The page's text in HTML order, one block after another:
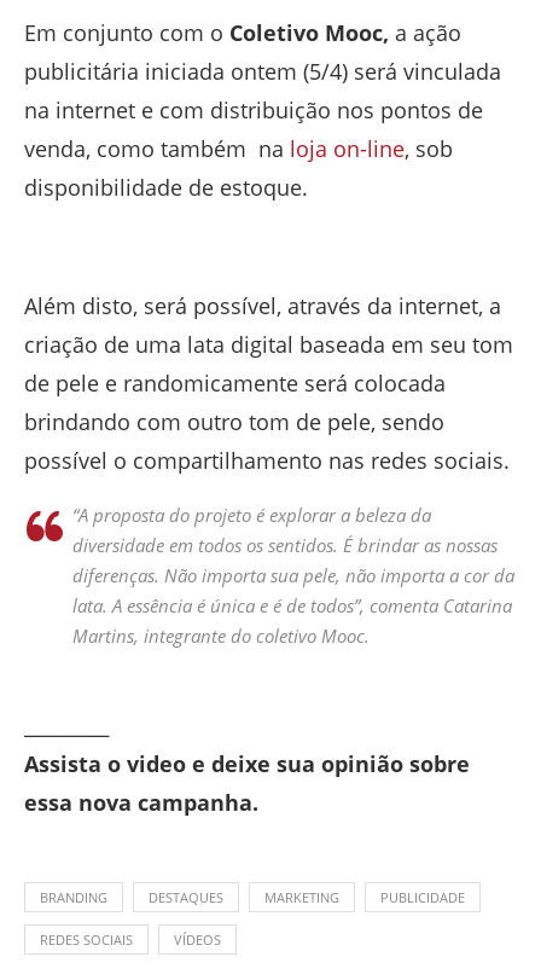
Em conjunto com o Coletivo Mooc, a ação
publicitária iniciada ontem (5/4) será vinculada
na internet e com distribuição nos pontos de
venda, como também na loja on-line, sob
disponibilidade de estoque.
Além disto, será possível, através da internet, a
criação de uma lata digital baseada em seu tom
de pele e randomicamente será colocada
brindando com outro tom de pele, sendo
possível o compartilhamento nas redes sociais.
“A proposta do projeto é explorar a beleza da
diversidade em todos os sentidos. É brindar as nossas
diferenças. Não importa sua pele, não importa a cor da
lata. A essência é única e é de todos”, comenta Catarina
Martins, integrante do coletivo Mooc.
Assista o video e deixe sua opinião sobre
essa nova campanha.
BRANDING DESTAQUES MARKETING PUBLICIDADE
REDES SOCIAIS VÍDEOS